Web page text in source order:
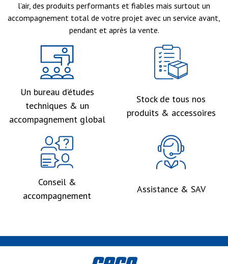
l’air, des produits performants et fiables mais surtout un
accompagnement total de votre projet avec un service avant,
pendant et après la vente.
Un bureau d’études
techniques & un
accompagnement global
Stock de tous nos
produits & accessoires
Conseil &
accompagnement
Assistance & SAV